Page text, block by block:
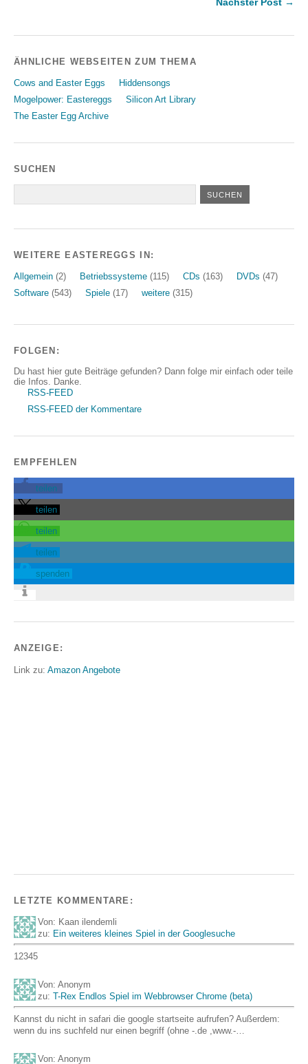
ÄHNLICHE WEBSEITEN ZUM THEMA
Cows and Easter Eggs
Hiddensongs
Mogelpower: Eastereggs
Silicon Art Library
The Easter Egg Archive
SUCHEN
WEITERE EASTEREGGS IN:
Allgemein (2) Betriebssysteme (115) CDs (163) DVDs (47)
Software (543) Spiele (17) weitere (315)
FOLGEN:
Du hast hier gute Beiträge gefunden? Dann folge mir einfach oder teile
die Infos. Danke.
RSS-FEED
RSS-FEED der Kommentare
EMPFEHLEN
teilen
teilen
teilen
teilen
spenden
ANZEIGE:
Link zu: Amazon Angebote
LETZTE KOMMENTARE:
Von: Kaan ilendemli
zu: Ein weiteres kleines Spiel in der Googlesuche
12345
Von: Anonym
zu: T-Rex Endlos Spiel im Webbrowser Chrome (beta)
Kannst du nicht in safari die google startseite aufrufen? Außerdem:
wenn du ins suchfeld nur einen begriff (ohne -.de ,www.-…
Von: Anonym